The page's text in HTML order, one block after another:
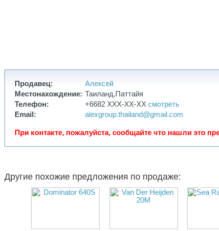
Продавец:
Алексей
Местонахождение: Таиланд,Паттайя
Телефон:
+6682 XXX-XX-XX смотреть
Email:
alexgroup.thailand@gmail.com
При контакте, пожалуйста, сообщайте что нашли это
Другие похожие предложения по продаже: